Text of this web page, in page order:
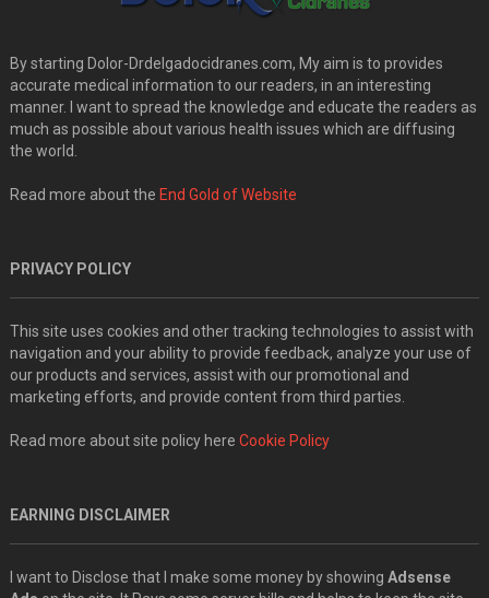
By starting Dolor-Drdelgadocidranes.com, My aim is to provides
accurate medical information to our readers, in an interesting
manner. I want to spread the knowledge and educate the readers as
much as possible about various health issues which are diffusing
the world.
Read more about the End Gold of Website
PRIVACY POLICY
This site uses cookies and other tracking technologies to assist with
navigation and your ability to provide feedback, analyze your use of
our products and services, assist with our promotional and
marketing efforts, and provide content from third parties.
Read more about site policy here Cookie Policy
EARNING DISCLAIMER
I want to Disclose that I make some money by showing Adsense